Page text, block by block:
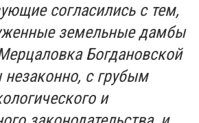
согласились с тем,
земельные дамбы
Богдановской
с грубым
и